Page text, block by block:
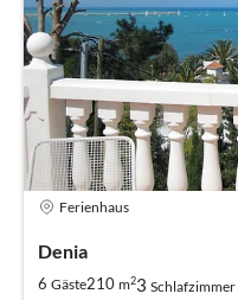
Ferienhaus
Denia
6 Gäste210 m23 Schlafzimmer